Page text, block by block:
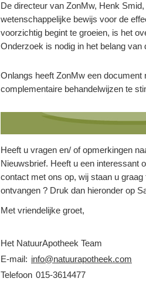
De directeur van ZonMw, Henk
wetenschappelijke bewijs voor de
voorzichtig begint te groeien, is het
Onderzoek is nodig in het belang
Onlangs heeft ZonMw een
complementaire behandelwijzen te
Heeft u vragen en/ of opmerkingen
Nieuwsbrief. Heeft u een interessant
contact met ons op, wij staan u
ontvangen ? Druk dan hieronder op
Met vriendelijke groet,
Het NatuurApotheek Team
E-mail: info@natuurapotheek.com
Telefoon 015-3614477